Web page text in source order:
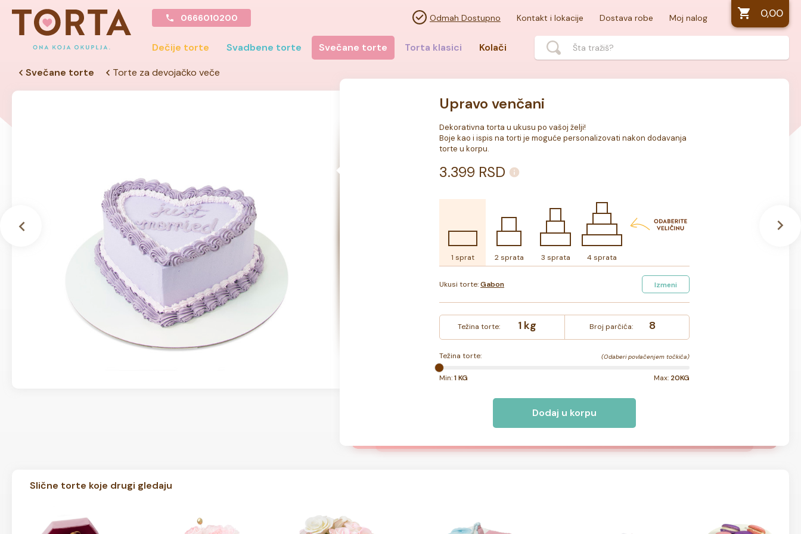
0666010200 Odmah Dostupno Kontakt i lokacije Dostava robe Moj nalog 0,00
Dečije torte Svadbene torte Svečane torte Torta klasici
Kolači
Svečane torte
Torte za devojačko veče
Upravo venčani
Dekorativna torta u ukusu po vašoj želji!
Boje kao i ispis na torti je moguće personalizovati nakon dodavanja
torte u korpu.
3.399 RSD
1 sprat 2 sprata 3 sprata 4 sprata
Ukusi torte:Gabon Izmeni
Težina torte: 1 kg Broj parčića: 8
Težina torte: (Odaberi povlačenjem točkića)
Min:1 KG Max: 20KG
Dodaj u korpu
Slične torte koje drugi gledaju